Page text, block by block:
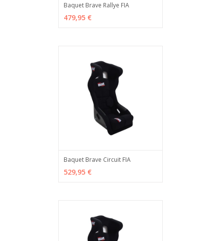
ADD TO CART
Baquet Brave Rallye FIA
479,95 €
ADD TO CART
Baquet Brave Circuit FIA
529,95 €